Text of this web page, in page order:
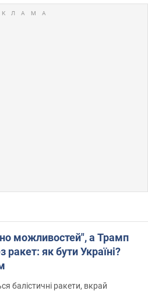
можливостей", а Трамп
як бути Україні?
балістичні ракети, вкрай